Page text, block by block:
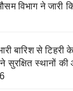
विभाग ने जारी
बारिश से
सुरक्षित स्थानों